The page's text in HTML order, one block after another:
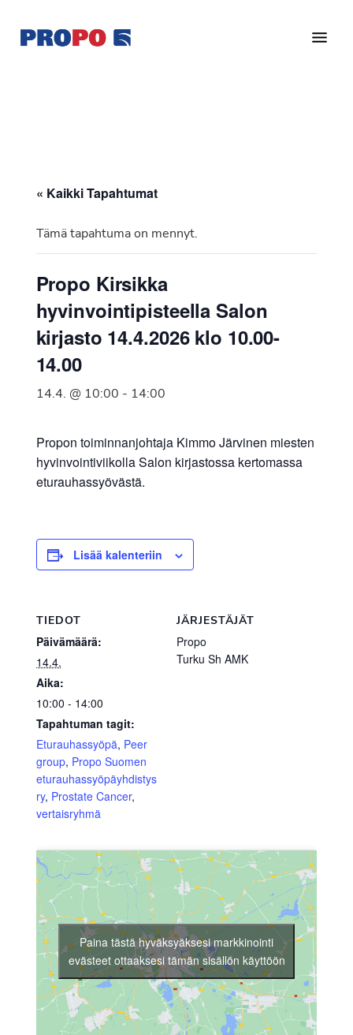
pääsisältöön
alatunnisteeseen
Ry
vuonna
Suomen
Syöpäyhdistyksen
jäsenjärjestö.
« Kaikki Tapahtumat
Tämä tapahtuma on mennyt.
Propo Kirsikka
hyvinvointipisteella Salon
kirjasto 14.4.2026 klo 10.00-
14.00
14.4. @ 10:00 - 14:00
Propon toiminnanjohtaja Kimmo Järvinen miesten
hyvinvointiviikolla Salon kirjastossa kertomassa
eturauhassyövästä.
Lisää kalenteriin
TIEDOT
Päivämäärä:
14.4.
Aika:
10:00 - 14:00
Tapahtuman tagit:
Eturauhassyöpä, Peer
group, Propo Suomen
eturauhassyöpäyhdistys
ry, Prostate Cancer,
vertaisryhmä
JÄRJESTÄJÄT
Propo
Turku Sh AMK
Paina tästä hyväksyäksesi markkinointi
evästeet ottaaksesi tämän sisällön käyttöön